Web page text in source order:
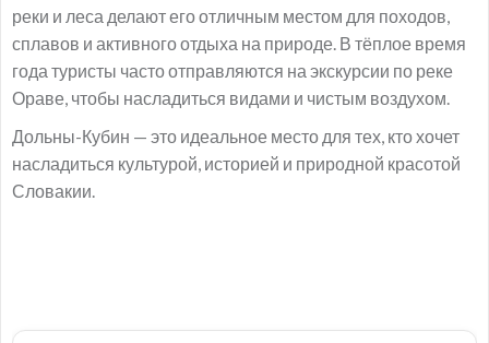
реки и леса делают его отличным местом для походов,
сплавов и активного отдыха на природе. В тёплое время
года туристы часто отправляются на экскурсии по реке
Ораве, чтобы насладиться видами и чистым воздухом.
Дольны-Кубин — это идеальное место для тех, кто хочет
насладиться культурой, историей и природной красотой
Словакии.